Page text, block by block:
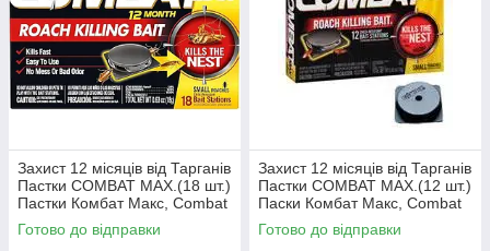
Захист 12 місяців від Тарганів
Пастки COMBAT MAX.(18 шт.)
Пастки Комбат Макс, Combat
диски. Оригінал 100%.
Готово до відправки
Захист 12 місяців від Тарганів
Пастки COMBAT MAX.(12 шт.)
Паски Комбат Макс, Combat
диски. Оригінал 100%.
Готово до відправки